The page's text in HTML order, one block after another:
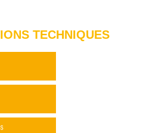
TECHNIQUES